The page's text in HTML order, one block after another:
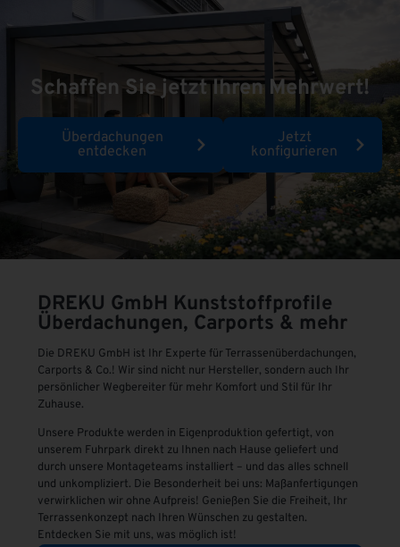
Schaffen Sie jetzt Ihren Mehrwert!
Überdachungen
entdecken
Jetzt
konfigurieren
DREKU GmbH Kunststoffprofile
Überdachungen, Carports & mehr
Die DREKU GmbH ist Ihr Experte für Terrassenüberdachungen,
Carports & Co.! Wir sind nicht nur Hersteller, sondern auch Ihr
persönlicher Wegbereiter für mehr Komfort und Stil für Ihr
Zuhause.
Unsere Produkte werden in Eigenproduktion gefertigt, von
unserem Fuhrpark direkt zu Ihnen nach Hause geliefert und
durch unsere Montageteams installiert – und das alles schnell
und unkompliziert. Die Besonderheit bei uns: Maßanfertigungen
verwirklichen wir ohne Aufpreis! Genießen Sie die Freiheit, Ihr
Terrassenkonzept nach Ihren Wünschen zu gestalten.
Entdecken Sie mit uns, was möglich ist!